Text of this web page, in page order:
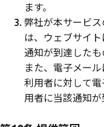
ます。
弊社が本サービ
は、ウェブサイ
通知が到達したも
また、電子メー
利用者に対して電
用者に当該通知が